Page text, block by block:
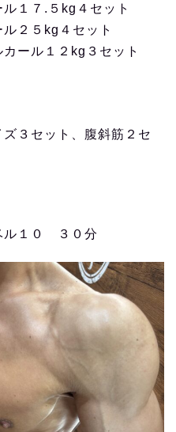
１７.５kg４セット
２５kg４セット
ール１２kg３セット
３セット、腹斜筋２セ
ル１０ ３０分